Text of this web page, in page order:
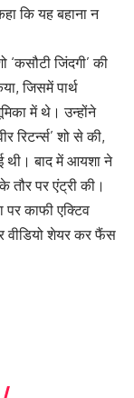
कि यह बहाना न
जिंदगी’ की
जिसमें पार्थ
में थे। उन्होंने
रिटर्न्स’ शो से की,
थी। बाद में आयशा ने
तौर पर एंट्री की।
काफी एक्टिव
वीडियो शेयर कर फैंस